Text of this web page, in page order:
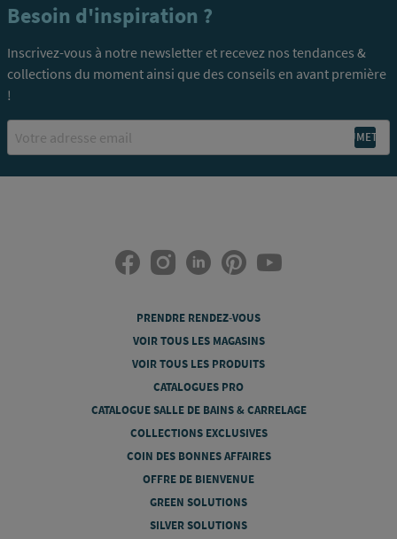
Besoin d'inspiration ?
Inscrivez-vous à notre newsletter et recevez nos tendances &
collections du moment ainsi que des conseils en avant première
!
Email
PRENDRE RENDEZ-VOUS
VOIR TOUS LES MAGASINS
VOIR TOUS LES PRODUITS
CATALOGUES PRO
CATALOGUE SALLE DE BAINS & CARRELAGE
COLLECTIONS EXCLUSIVES
COIN DES BONNES AFFAIRES
OFFRE DE BIENVENUE
GREEN SOLUTIONS
SILVER SOLUTIONS